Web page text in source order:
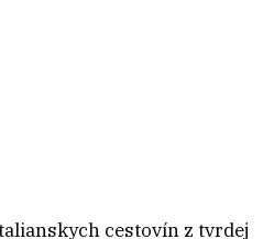
cestovín z tvrdej